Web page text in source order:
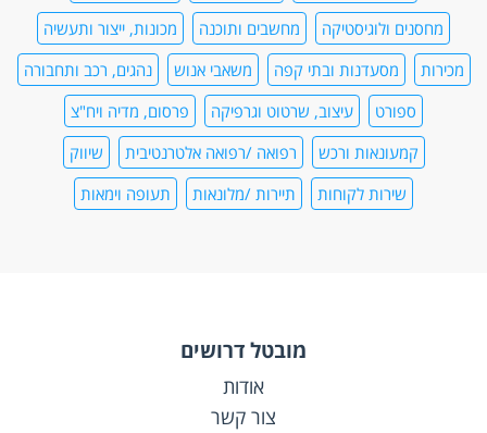
מחסנים ולוגיסטיקה
מחשבים ותוכנה
מכונות, ייצור ותעשיה
מכירות
מסעדנות ובתי קפה משאבי אנוש
נהגים, רכב ותחבורה
ספורט
עיצוב, שרטוט וגרפיקה
פרסום, מדיה ויח"צ
קמעונאות ורכש
רפואה /רפואה אלטרנטיבית
שיווק
שירות לקוחות
תיירות /מלונאות תעופה וימאות
מובטל דרושים
אודות
צור קשר